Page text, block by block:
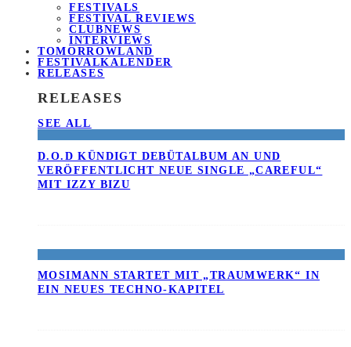
FESTIVALS
FESTIVAL REVIEWS
CLUBNEWS
INTERVIEWS
TOMORROWLAND
FESTIVALKALENDER
RELEASES
RELEASES
SEE ALL
D.O.D KÜNDIGT DEBÜTALBUM AN UND
VERÖFFENTLICHT NEUE SINGLE „CAREFUL“
MIT IZZY BIZU
MOSIMANN STARTET MIT „TRAUMWERK“ IN
EIN NEUES TECHNO-KAPITEL